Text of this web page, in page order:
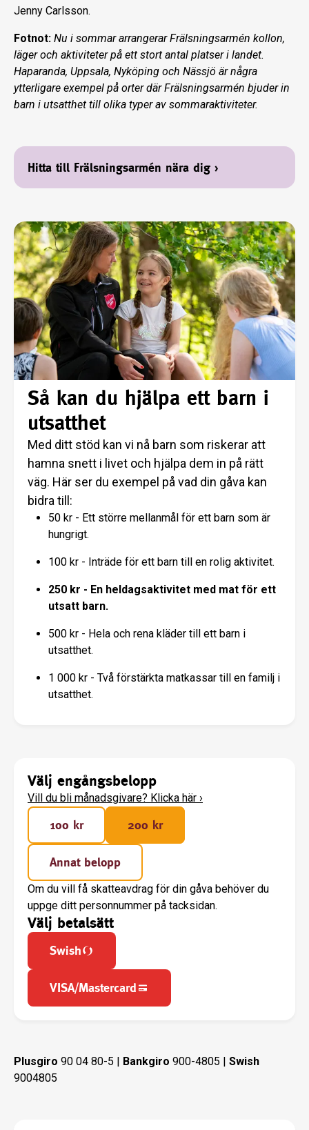
Jenny Carlsson.
Fotnot: Nu i sommar arrangerar Frälsningsarmén kollon,
läger och aktiviteter på ett stort antal platser i landet.
Haparanda, Uppsala, Nyköping och Nässjö är några
ytterligare exempel på orter där Frälsningsarmén bjuder in
barn i utsatthet till olika typer av sommaraktiviteter.
Hitta till Frälsningsarmén nära dig ›
Så kan du hjälpa ett barn i
utsatthet
Med ditt stöd kan vi nå barn som riskerar att
hamna snett i livet och hjälpa dem in på rätt
väg. Här ser du exempel på vad din gåva kan
bidra till:
50 kr - Ett större mellanmål för ett barn som är
hungrigt.
100 kr - Inträde för ett barn till en rolig aktivitet.
250 kr - En heldagsaktivitet med mat för ett
utsatt barn.
500 kr - Hela och rena kläder till ett barn i
utsatthet.
1 000 kr - Två förstärkta matkassar till en familj i
utsatthet.
Välj engångsbelopp
Vill du bli månadsgivare? Klicka här ›
100 kr 200 kr
Annat belopp
Om du vill få skatteavdrag för din gåva behöver du
uppge ditt personnummer på tacksidan.
Välj betalsätt
Swish
VISA/Mastercard
Plusgiro 90 04 80-5 | Bankgiro 900-4805 | Swish
9004805